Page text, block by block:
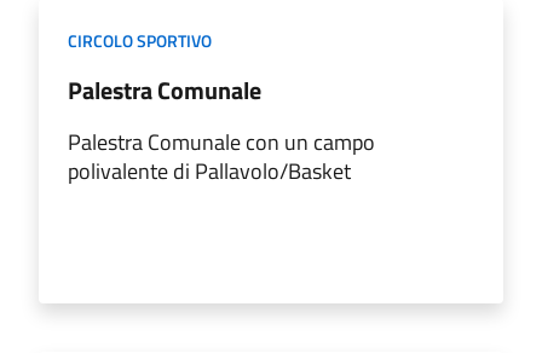
CIRCOLO SPORTIVO
Palestra Comunale
Palestra Comunale con un campo
polivalente di Pallavolo/Basket